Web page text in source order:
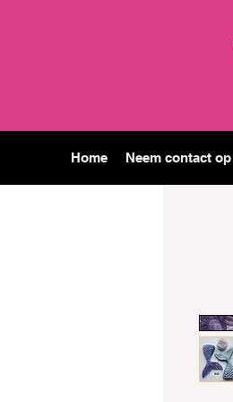
Home Neem contact op